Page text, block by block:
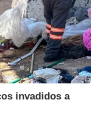
invadidos a